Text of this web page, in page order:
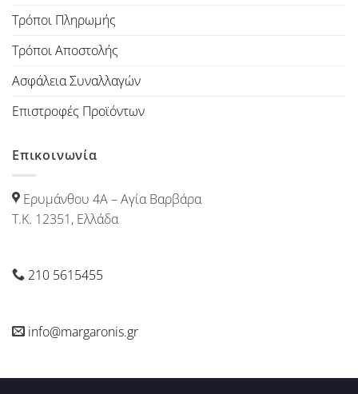
Τρόποι Πληρωμής
Τρόποι Αποστολής
Ασφάλεια Συναλλαγών
Επιστροφές Προϊόντων
Επικοινωνία
Ερυμάνθου 4Α – Αγία Βαρβάρα
Τ.Κ. 12351, Ελλάδα
210 5615455
info@margaronis.gr